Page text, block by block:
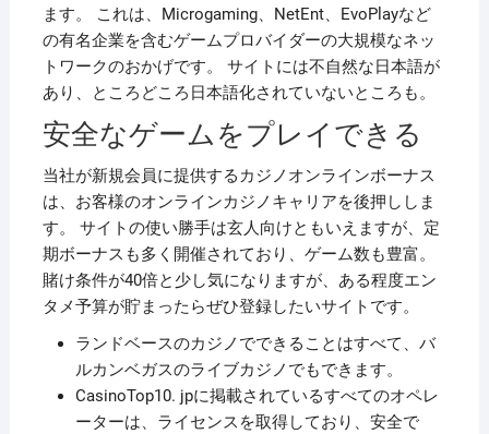
ます。 これは、Microgaming、NetEnt、EvoPlayなど
の有名企業を含むゲームプロバイダーの大規模なネッ
トワークのおかげです。 サイトには不自然な日本語が
あり、ところどころ日本語化されていないところも。
安全なゲームをプレイできる
当社が新規会員に提供するカジノオンラインボーナス
は、お客様のオンラインカジノキャリアを後押ししま
す。 サイトの使い勝手は玄人向けともいえますが、定
期ボーナスも多く開催されており、ゲーム数も豊富。
賭け条件が40倍と少し気になりますが、ある程度エン
タメ予算が貯まったらぜひ登録したいサイトです。
ランドベースのカジノでできることはすべて、バ
ルカンベガスのライブカジノでもできます。
CasinoTop10. jpに掲載されているすべてのオペレ
ーターは、ライセンスを取得しており、安全で